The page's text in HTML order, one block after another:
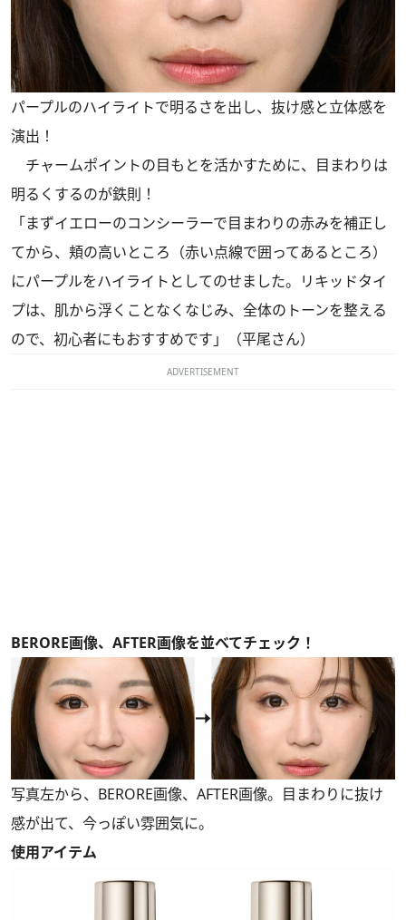
パープルのハイライトで明るさを出し、抜け感と立体感を
演出！
チャームポイントの目もとを活かすために、目まわりは
明るくするのが鉄則！
「まずイエローのコンシーラーで目まわりの赤みを補正し
てから、頬の高いところ（赤い点線で囲ってあるところ）
にパープルをハイライトとしてのせました。リキッドタイ
プは、肌から浮くことなくなじみ、全体のトーンを整える
ので、初心者にもおすすめです」（平尾さん）
ADVERTISEMENT
BERORE画像、AFTER画像を並べてチェック！
写真左から、BERORE画像、AFTER画像。目まわりに抜け
感が出て、今っぽい雰囲気に。
使用アイテム